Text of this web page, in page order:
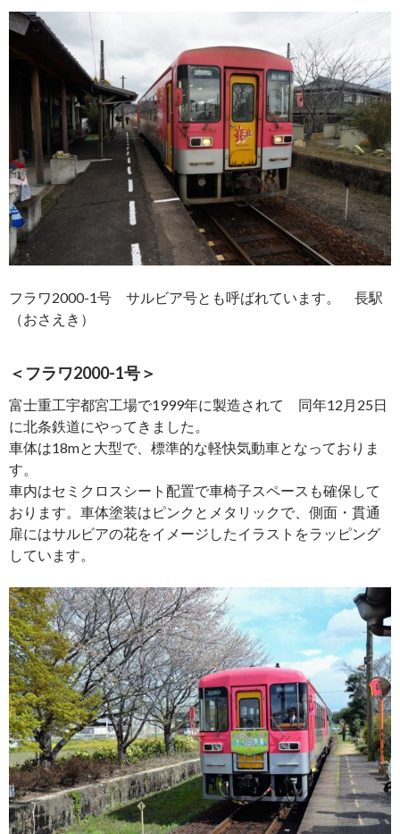
フラワ2000-1号 サルビア号とも呼ばれています。 長駅
（おさえき）
＜フラワ2000-1号＞
富士重工宇都宮工場で1999年に製造されて 同年12月25日
に北条鉄道にやってきました。
車体は18mと大型で、標準的な軽快気動車となっておりま
す。
車内はセミクロスシート配置で車椅子スペースも確保して
おります。車体塗装はピンクとメタリックで、側面・貫通
扉にはサルビアの花をイメージしたイラストをラッピング
しています。